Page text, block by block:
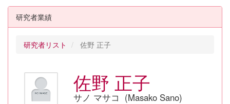
研究者業績
研究者リスト 佐野 正子
佐野 正子
サノ マサコ (Masako Sano)